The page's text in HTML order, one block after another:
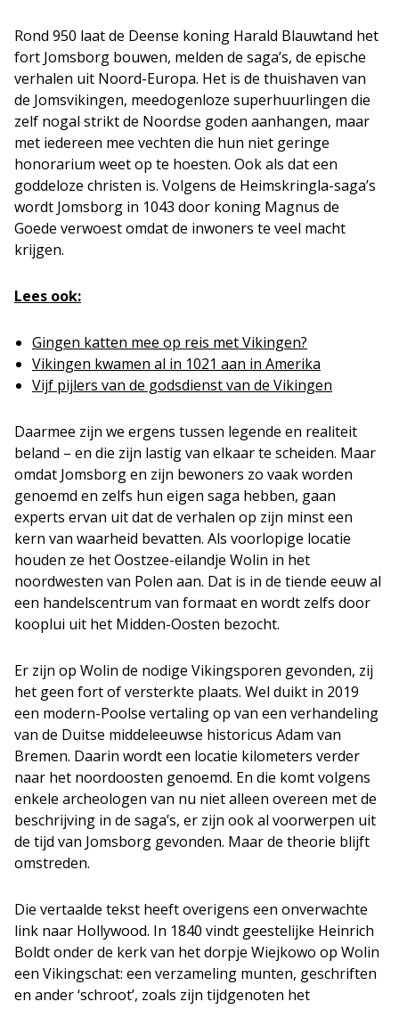
Rond 950 laat de Deense koning Harald Blauwtand het
fort Jomsborg bouwen, melden de saga’s, de epische
verhalen uit Noord-Europa. Het is de thuishaven van
de Jomsvikingen, meedogenloze superhuurlingen die
zelf nogal strikt de Noordse goden aanhangen, maar
met iedereen mee vechten die hun niet geringe
honorarium weet op te hoesten. Ook als dat een
goddeloze christen is. Volgens de Heimskringla-saga’s
wordt Jomsborg in 1043 door koning Magnus de
Goede verwoest omdat de inwoners te veel macht
krijgen.
Lees ook:
Gingen katten mee op reis met Vikingen?
Vikingen kwamen al in 1021 aan in Amerika
Vijf pijlers van de godsdienst van de Vikingen
Daarmee zijn we ergens tussen legende en realiteit
beland – en die zijn lastig van elkaar te scheiden. Maar
omdat Jomsborg en zijn bewoners zo vaak worden
genoemd en zelfs hun eigen saga hebben, gaan
experts ervan uit dat de verhalen op zijn minst een
kern van waarheid bevatten. Als voorlopige locatie
houden ze het Oostzee-eilandje Wolin in het
noordwesten van Polen aan. Dat is in de tiende eeuw al
een handelscentrum van formaat en wordt zelfs door
kooplui uit het Midden-Oosten bezocht.
Er zijn op Wolin de nodige Vikingsporen gevonden, zij
het geen fort of versterkte plaats. Wel duikt in 2019
een modern-Poolse vertaling op van een verhandeling
van de Duitse middeleeuwse historicus Adam van
Bremen. Daarin wordt een locatie kilometers verder
naar het noordoosten genoemd. En die komt volgens
enkele archeologen van nu niet alleen overeen met de
beschrijving in de saga’s, er zijn ook al voorwerpen uit
de tijd van Jomsborg gevonden. Maar de theorie blijft
omstreden.
Die vertaalde tekst heeft overigens een onverwachte
link naar Hollywood. In 1840 vindt geestelijke Heinrich
Boldt onder de kerk van het dorpje Wiejkowo op Wolin
een Vikingschat: een verzameling munten, geschriften
en ander ‘schroot’, zoals zijn tijdgenoten het